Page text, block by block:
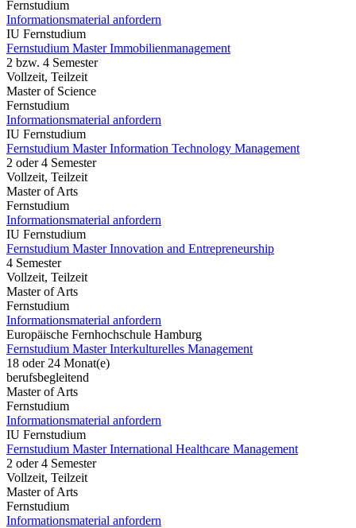
Fernstudium
Informationsmaterial anfordern
IU Fernstudium
Fernstudium Master Immobilienmanagement
2 bzw. 4 Semester
Vollzeit, Teilzeit
Master of Science
Fernstudium
Informationsmaterial anfordern
IU Fernstudium
Fernstudium Master Information Technology Management
2 oder 4 Semester
Vollzeit, Teilzeit
Master of Arts
Fernstudium
Informationsmaterial anfordern
IU Fernstudium
Fernstudium Master Innovation and Entrepreneurship
4 Semester
Vollzeit, Teilzeit
Master of Arts
Fernstudium
Informationsmaterial anfordern
Europäische Fernhochschule Hamburg
Fernstudium Master Interkulturelles Management
18 oder 24 Monat(e)
berufsbegleitend
Master of Arts
Fernstudium
Informationsmaterial anfordern
IU Fernstudium
Fernstudium Master International Healthcare Management
2 oder 4 Semester
Vollzeit, Teilzeit
Master of Arts
Fernstudium
Informationsmaterial anfordern